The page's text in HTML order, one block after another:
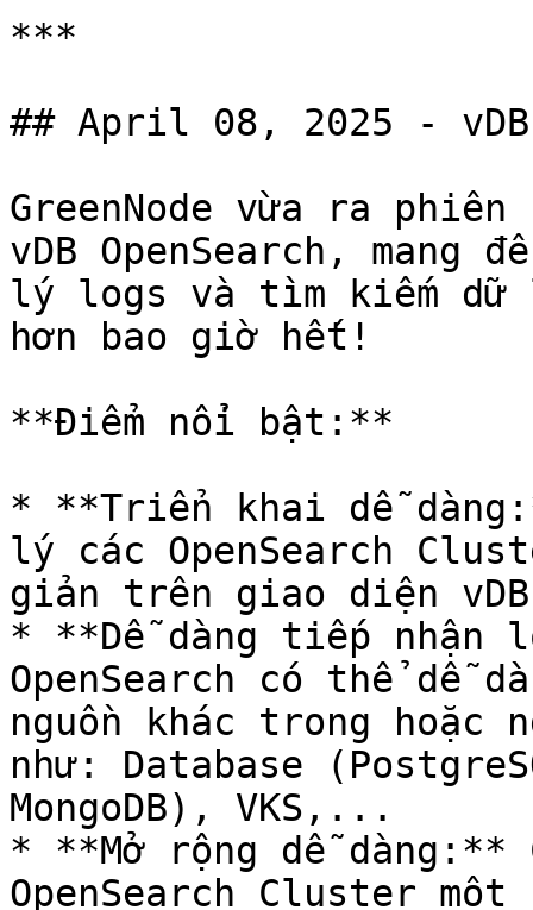
***
## April 08, 2025 - vDB
GreenNode vừa ra
vDB OpenSearch, mang
lý logs và tìm kiếm dữ
hơn bao giờ hết!
**Điểm nổi bật:**
* **Triển khai dễ
lý các OpenSearch
giản trên giao diện
* **Dễ dàng tiếp nhận
OpenSearch có thể dễ
nguồn khác trong hoặc
như: Database
MongoDB), VKS,...
* **Mở rộng dễ dàng:**
OpenSearch Cluster